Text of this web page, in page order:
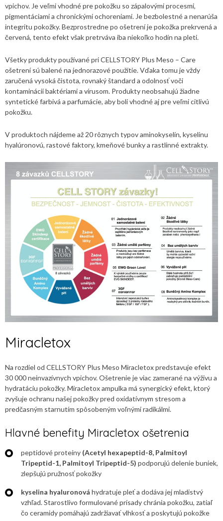
vpichov. Je veľmi vhodné pre pokožku so zápalovými procesmi,
pigmentáciami a chronickými ochoreniami. Je bezbolestné a nenarúša
integritu pokožky. Bezprostredne po ošetrení je pokožka prekrvená a
červená, tento efekt však pretrváva iba niekoľko hodín na pleti.
Všetky produkty používané pri CELLSTORY Plus Meso – Care
ošetrení sú balené na jednorazové použitie. Vďaka tomu je vždy
zaručená vysoká čistota, rovnaký štandard a odolnosť voči
kontaminácií baktériami a vírusom. Produkty neobsahujú žiadne
syntetické farbivá a parfumácie, aby boli vhodné aj pre veľmi citlivú
pokožku.
V produktoch nájdeme až 20 rôznych typov aminokyselín, kyselinu
hyalúronovú, rastové faktory, kmeňové bunky a rastlinné extrakty.
Miracletox
Na rozdiel od CELLSTORY Plus Meso Miracletox predstavuje efekt
30 000 neinvazívnych vpichov. Ošetrenie je viac zamerané na výživu a
hydratáciu pokožky. Miracletox ampulka má synergický efekt, ktorý
zvyšuje ochranu našej pokožky pred oxidatívnym stresom a
predčasným starnutím spôsobeným voľnými radikálmi.
Hlavné benefity Miracletox ošetrenia
peptidové proteíny (Acetyl hexapeptid-8, Palmitoyl
Tripeptid-1, Palmitoyl Tripeptid-5) podporujú delenie buniek,
zlepšujú pružnosť pokožky
kyselina hyaluronová hydratuje pleť a dodáva jej mladistvý
vzhľad. Starostlivo formulované prísady chránia pokožku, zatiaľ
čo ceramidy pomáhajú zadržiavať vlhkosť a poskytujú pokožke